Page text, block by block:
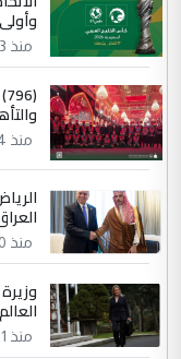
منذ 13 ساعة
منذ 14 ساعة
منذ 20 ساعة
العالم 2030 في إسبانيا
منذ 21 ساعة